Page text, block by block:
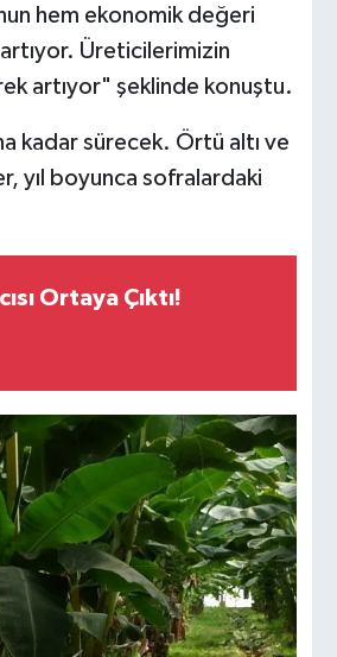
hem ekonomik değeri
artıyor. Üreticilerimizin
artıyor" şeklinde konuştu.
kadar sürecek. Örtü altı ve
yıl boyunca sofralardaki
Ortaya Çıktı!